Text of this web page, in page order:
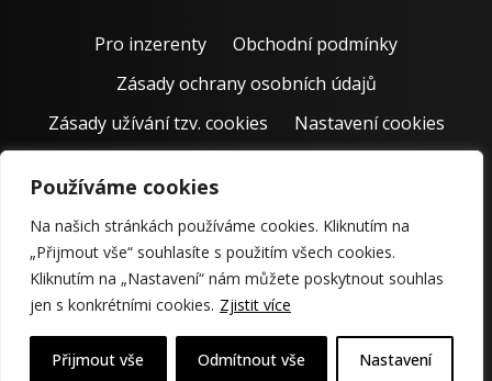
Používáme cookies
Na našich stránkách používáme cookies. Kliknutím na
„Přijmout vše“ souhlasíte s použitím všech cookies.
Kliknutím na „Nastavení“ nám můžete poskytnout souhlas
jen s konkrétními cookies. Zjistit více
Nastavení
Odmítnout vše
Přijmout vše
Pro inzerenty
Obchodní podmínky
Zásady ochrany osobních údajů
Zásady užívání tzv. cookies
Nastavení cookies
© 2011 – 2026 Jiří Rostecký | Inspiruje české podnikatele už 15
krásných let.